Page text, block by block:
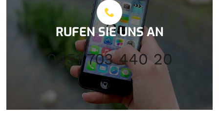
RUFEN SIE UNS AN
0451 703 440 20